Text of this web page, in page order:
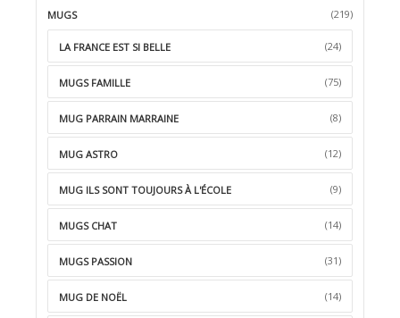
MUGS (219)
LA FRANCE EST SI BELLE (24)
MUGS FAMILLE (75)
MUG PARRAIN MARRAINE (8)
MUG ASTRO (12)
MUG ILS SONT TOUJOURS À L'ÉCOLE (9)
MUGS CHAT (14)
MUGS PASSION (31)
MUG DE NOËL (14)